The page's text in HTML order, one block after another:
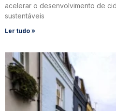
acelerar o desenvolvimento de
sustentáveis
Ler tudo »